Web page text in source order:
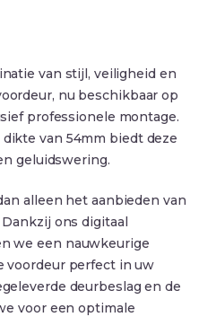
van stijl, veiligheid en
nu beschikbaar op
professionele montage.
van 54mm biedt deze
geluidswering.
alleen het aanbieden van
ons digitaal
we een nauwkeurige
voordeur perfect in uw
deurbeslag en de
voor een optimale